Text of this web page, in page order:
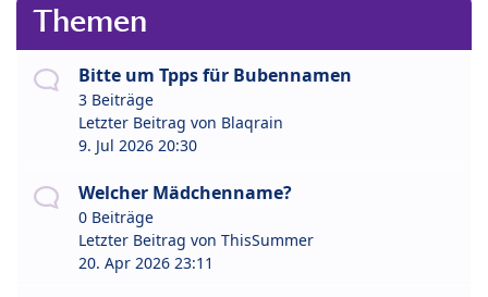
Themen
Bitte um Tpps für Bubennamen
3 Beiträge
Letzter Beitrag von Blaqrain
9. Jul 2026 20:30
Welcher Mädchenname?
0 Beiträge
Letzter Beitrag von ThisSummer
20. Apr 2026 23:11